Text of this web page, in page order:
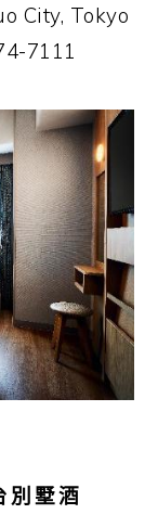
City, Tokyo
7111
別墅酒